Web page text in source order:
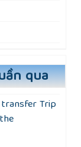
qua
Trip